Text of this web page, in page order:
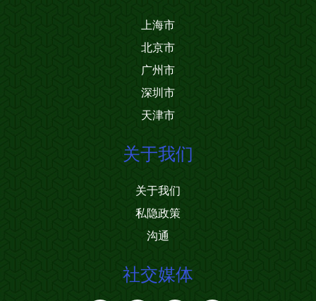
上海市
北京市
广州市
深圳市
天津市
关于我们
关于我们
私隐政策
沟通
社交媒体